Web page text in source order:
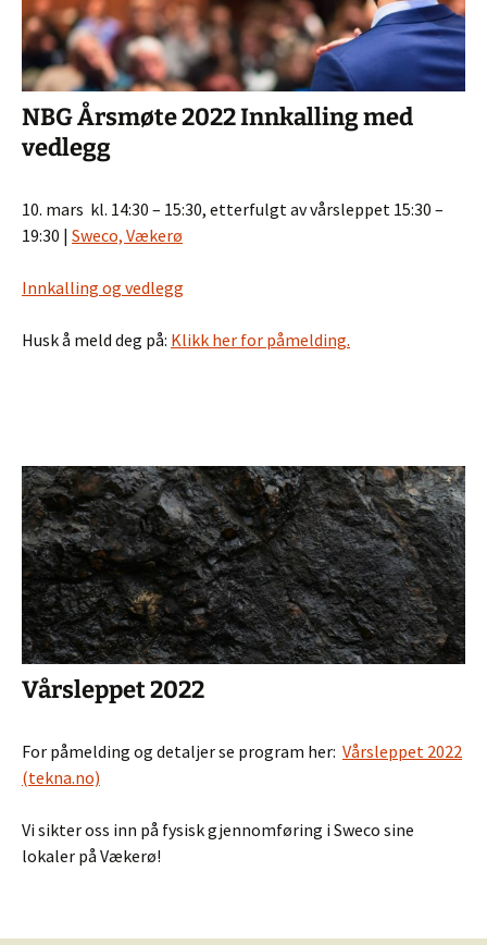
NBG Årsmøte 2022 Innkalling med
vedlegg
10. mars kl. 14:30 – 15:30, etterfulgt av vårsleppet 15:30 –
19:30 | Sweco, Vækerø
Innkalling og vedlegg
Husk å meld deg på: Klikk her for påmelding.
Vårsleppet 2022
For påmelding og detaljer se program her: Vårsleppet 2022
(tekna.no)
Vi sikter oss inn på fysisk gjennomføring i Sweco sine
lokaler på Vækerø!